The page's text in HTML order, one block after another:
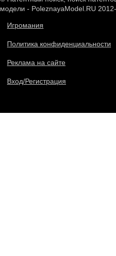
модели - PoleznayaModel.RU
Игромания
Политика конфиденциальности
Реклама на сайте
Вход/Регистрация